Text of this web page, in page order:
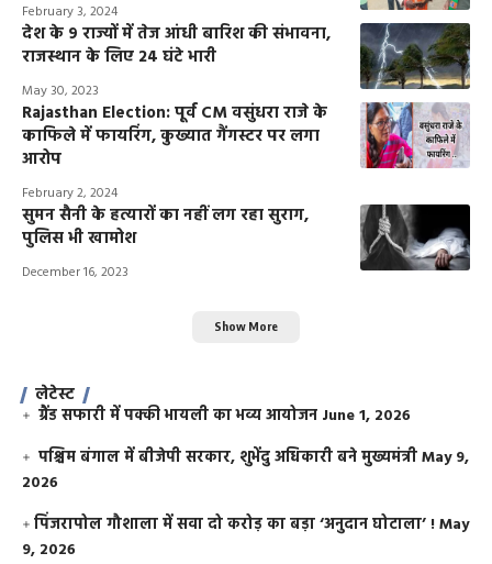
February 3, 2024
देश के 9 राज्यों में तेज आंधी बारिश की संभावना,
राजस्थान के लिए 24 घंटे भारी
May 30, 2023
Rajasthan Election: पूर्व CM वसुंधरा राजे के
काफिले में फायरिंग, कुख्यात गैंगस्टर पर लगा
आरोप
February 2, 2024
सुमन सैनी के हत्यारों का नहीं लग रहा सुराग,
पुलिस भी खामोश
December 16, 2023
Show More
लेटेस्ट
ग्रैंड सफारी में पक्की भायली का भव्य आयोजन June 1, 2026
पश्चिम बंगाल में बीजेपी सरकार, शुभेंदु अधिकारी बने मुख्यमंत्रीMay 9,
2026
​पिंजरापोल गौशाला में सवा दो करोड़ का बड़ा ‘अनुदान घोटाला’ !May
9, 2026